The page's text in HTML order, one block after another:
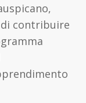
contribuire